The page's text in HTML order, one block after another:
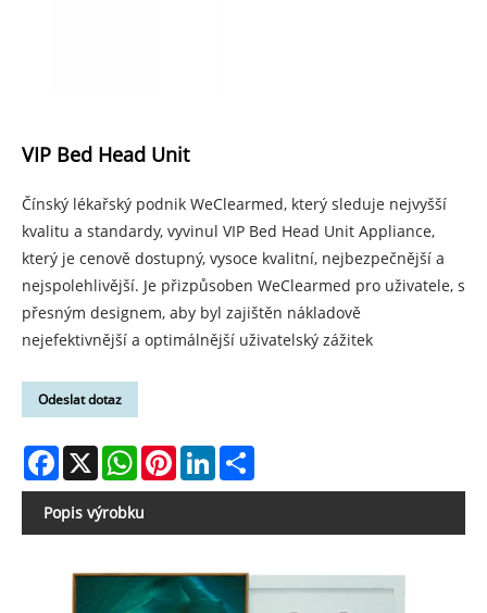
VIP Bed Head Unit
Čínský lékařský podnik WeClearmed, který sleduje nejvyšší
kvalitu a standardy, vyvinul VIP Bed Head Unit Appliance,
který je cenově dostupný, vysoce kvalitní, nejbezpečnější a
nejspolehlivější. Je přizpůsoben WeClearmed pro uživatele, s
přesným designem, aby byl zajištěn nákladově
nejefektivnější a optimálnější uživatelský zážitek
Odeslat dotaz
Facebook
X WhatsAppPinterestLinkedIn
Popis výrobku